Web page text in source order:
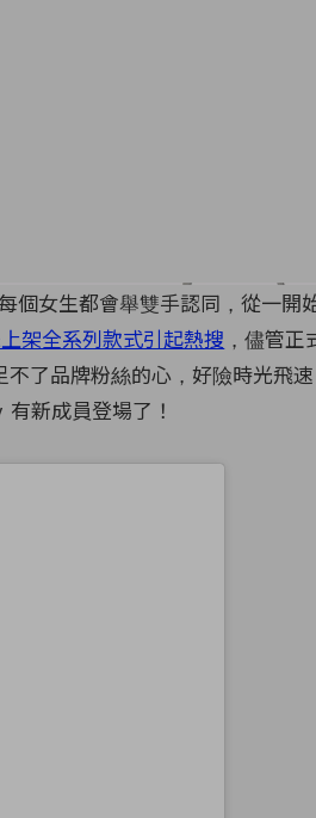
個女生都會舉雙手認同，從一開
架全系列款式引起熱搜 ，儘管
了品牌粉絲的心，好險時光飛
新成員登場了！